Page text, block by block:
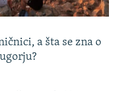
a šta se zna o